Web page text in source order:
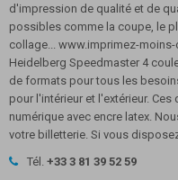
d'impression de qualité et de
possibles comme la coupe, le
collage... www.imprimez-
Heidelberg Speedmaster 4
de formats pour tous les
pour l'intérieur et l'extérieur.
numérique avec encre latex.
votre billetterie. Si vous
Tél. +33 3 81 39 52 59